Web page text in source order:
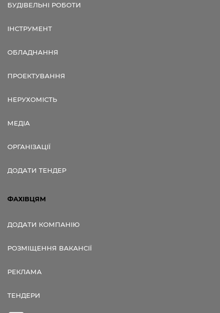
БУДІВЕЛЬНІ РОБОТИ
ІНСТРУМЕНТ
ОБЛАДНАННЯ
ПРОЕКТУВАННЯ
НЕРУХОМІСТЬ
МЕДІА
ОРГАНІЗАЦІЇ
ДОДАТИ ТЕНДЕР
ФАХІВЦЯМ
ДОДАТИ КОМПАНІЮ
РОЗМІЩЕННЯ ВАКАНСІЇ
РЕКЛАМА
ТЕНДЕРИ